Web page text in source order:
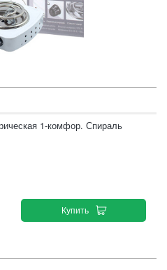
1-комфор. Спираль
Купить